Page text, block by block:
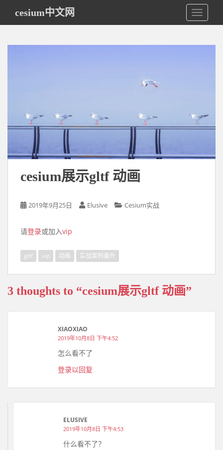
i
cesium中文网
cesium展示gltf 动画
2019年9月25日 Elusive Cesium实战
请登录或加入vip
gltf vip 动画 实战案例番外
3 thoughts to “cesium展示gltf 动画”
XIAOXIAO
2019年10月8日 下午4:52
怎么看不了
登录以回复
ELUSIVE
2019年10月8日 下午4:53
什么看不了？